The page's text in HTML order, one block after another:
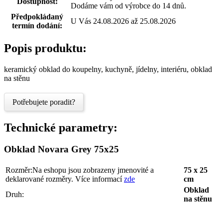
Dodáme vám od výrobce do 14 dnů.
Předpokládaný
termín dodání:
U Vás 24.08.2026 až 25.08.2026
Popis produktu:
keramický obklad do koupelny, kuchyně, jídelny, interiéru, obklad
na stěnu
Potřebujete poradit?
Technické parametry:
Obklad Novara Grey 75x25
Rozměr:Na eshopu jsou zobrazeny jmenovité a
deklarované rozměry. Více informacízde
75 x 25
cm
Druh:
Obklad
na stěnu